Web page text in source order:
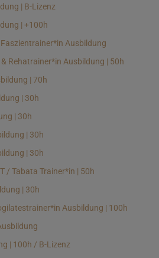
| B-Lizenz
| +100h
Ausbildung
Rehatrainer*in Ausbildung | 50h
| 70h
| 30h
| 30h
| 30h
| 30h
/ Tabata Trainer*in | 50h
| 30h
Ausbildung | 100h
| 100h / B-Lizenz